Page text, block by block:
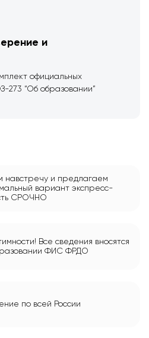
и
официальных
273 “Об образовании”
навстречу и предлагаем
вариант экспресс-
СРОЧНО
Все сведения вносятся
ФИС ФРДО
по всей России